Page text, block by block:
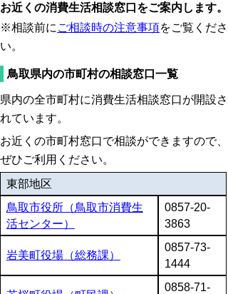
お近くの消費生活相談窓口をご案内します。
※相談前に ご相談時の注意事項をご覧くださ
い。
鳥取県内の市町村の相談窓口一覧
県内の全市町村に消費生活相談窓口が開設さ
れています。
お近くの市町村窓口で相談ができますので、
ぜひご利用ください。
東部地区
鳥取市役所（鳥取市消費生
活センター）
0857-20-
3863
岩美町役場（総務課）
0857-73-
1444
0858-71-